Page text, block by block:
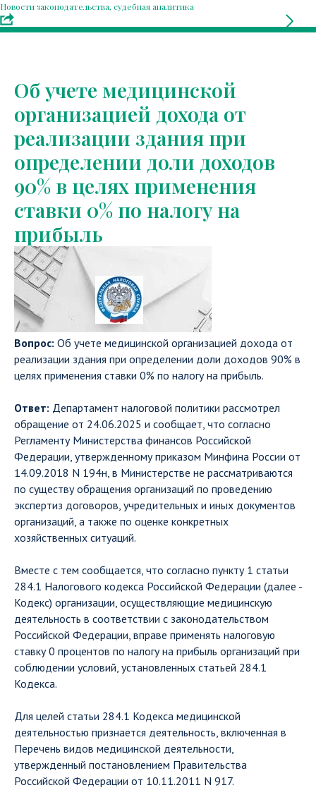
Новости законодательства, судебная аналитика
Об учете медицинской
организацией дохода от
реализации здания при
определении доли доходов
90% в целях применения
ставки 0% по налогу на
прибыль
Вопрос: Об учете медицинской организацией дохода от
реализации здания при определении доли доходов 90% в
целях применения ставки 0% по налогу на прибыль.
Ответ: Департамент налоговой политики рассмотрел
обращение от 24.06.2025 и сообщает, что согласно
Регламенту Министерства финансов Российской
Федерации, утвержденному приказом Минфина России от
14.09.2018 N 194н, в Министерстве не рассматриваются
по существу обращения организаций по проведению
экспертиз договоров, учредительных и иных документов
организаций, а также по оценке конкретных
хозяйственных ситуаций.
Вместе с тем сообщается, что согласно пункту 1 статьи
284.1 Налогового кодекса Российской Федерации (далее -
Кодекс) организации, осуществляющие медицинскую
деятельность в соответствии с законодательством
Российской Федерации, вправе применять налоговую
ставку 0 процентов по налогу на прибыль организаций при
соблюдении условий, установленных статьей 284.1
Кодекса.
Для целей статьи 284.1 Кодекса медицинской
деятельностью признается деятельность, включенная в
Перечень видов медицинской деятельности,
утвержденный постановлением Правительства
Российской Федерации от 10.11.2011 N 917.